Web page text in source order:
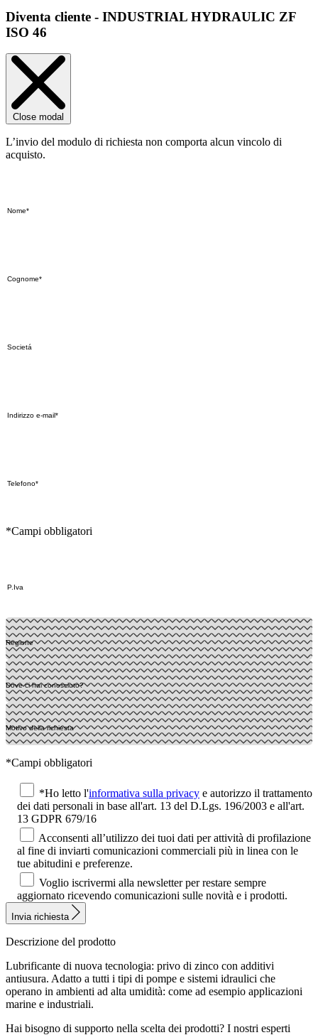
Diventa cliente - INDUSTRIAL HYDRAULIC ZF
ISO 46
Close modal
L’invio del modulo di richiesta non comporta alcun vincolo di
acquisto.
*Campi obbligatori
*Campi obbligatori
*Ho letto l'informativa sulla privacy e autorizzo il trattamento
dei dati personali in base all'art. 13 del D.Lgs. 196/2003 e all'art.
13 GDPR 679/16
Acconsenti all’utilizzo dei tuoi dati per attività di profilazione
al fine di inviarti comunicazioni commerciali più in linea con le
tue abitudini e preferenze.
Voglio iscrivermi alla newsletter per restare sempre
aggiornato ricevendo comunicazioni sulle novità e i prodotti.
Invia richiesta
Descrizione del prodotto
Lubrificante di nuova tecnologia: privo di zinco con additivi
antiusura. Adatto a tutti i tipi di pompe e sistemi idraulici che
operano in ambienti ad alta umidità: come ad esempio applicazioni
marine e industriali.
Hai bisogno di supporto nella scelta dei prodotti? I nostri esperti